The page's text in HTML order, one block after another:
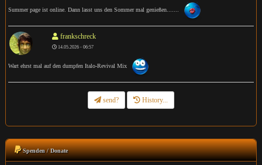
Summer page ist online. Dann lasst uns den Sommer mal genießen.......
frankschreck
14.05.2026 - 06:57
Wart ehrst mal auf den dumpfen Italo-Revival Mix
send? History...
Spenden / Donate